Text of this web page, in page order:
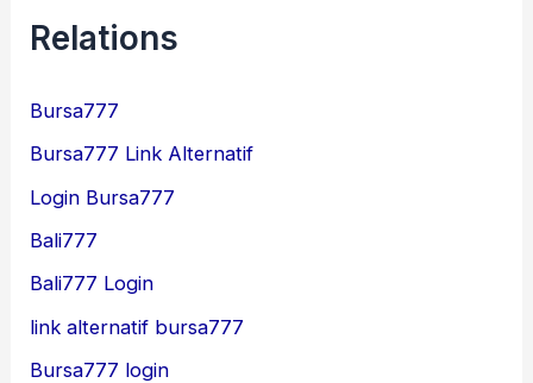
Relations
Bursa777
Bursa777 Link Alternatif
Login Bursa777
Bali777
Bali777 Login
link alternatif bursa777
Bursa777 login